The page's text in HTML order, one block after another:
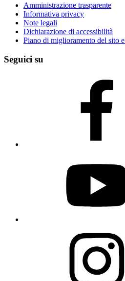
Amministrazione trasparente
Informativa privacy
Note legali
Dichiarazione di accessibilità
Piano di miglioramento del sito
Seguici su